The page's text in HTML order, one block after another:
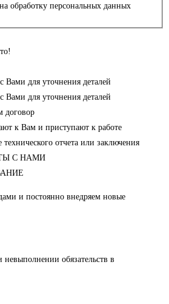
обработку персональных данных
Вами для уточнения деталей
Вами для уточнения деталей
договор
к Вам и приступают к работе
технического отчета или заключения
С НАМИ
и постоянно внедряем новые
невыполнении обязательств в